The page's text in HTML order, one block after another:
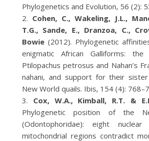
Phylogenetics and Evolution, 56 (2):
Cohen, C., Wakeling, J.L.,
T.G., Sande, E., Dranzoa, C.,
Bowie (2012). Phylogenetic
enigmatic African Galliforms:
Ptilopachus petrosus and Nahan’s
nahani, and support for their
New World quails. Ibis, 154 (4):
Cox, W.A., Kimball, R.T. &
Phylogenetic position of the
(Odontophoridae): eight
mitochondrial regions contradict